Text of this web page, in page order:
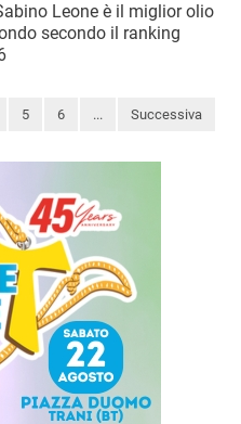
Leone è il miglior olio
secondo il ranking
5 6 ... Successiva